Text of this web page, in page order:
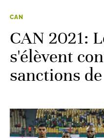
CAN
CAN 2021:
s'élèvent
sanctions